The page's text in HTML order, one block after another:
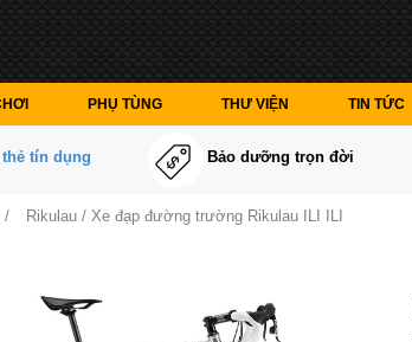
PHỤ TÙNG THƯ VIỆN TIN TỨC
tín dụng Bảo dưỡng trọn đời
/ Rikulau / Xe đạp đường trường Rikulau ILI ILI